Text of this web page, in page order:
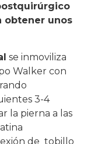
obtener unos
se inmoviliza
Walker con
3-4
la pierna a las
de tobillo